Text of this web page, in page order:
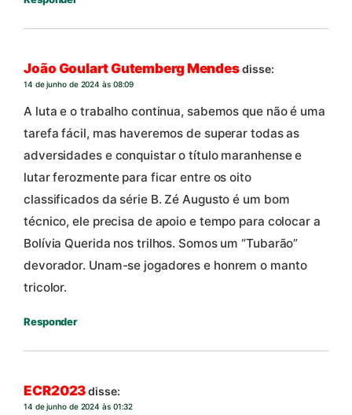
João Goulart Gutemberg Mendesdisse:
14 de junho de 2024 às 08:09
A luta e o trabalho continua, sabemos que não é uma
tarefa fácil, mas haveremos de superar todas as
adversidades e conquistar o título maranhense e
lutar ferozmente para ficar entre os oito
classificados da série B. Zé Augusto é um bom
técnico, ele precisa de apoio e tempo para colocar a
Bolívia Querida nos trilhos. Somos um “Tubarão”
devorador. Unam-se jogadores e honrem o manto
tricolor.
Responder
ECR2023disse:
14 de junho de 2024 às 01:32